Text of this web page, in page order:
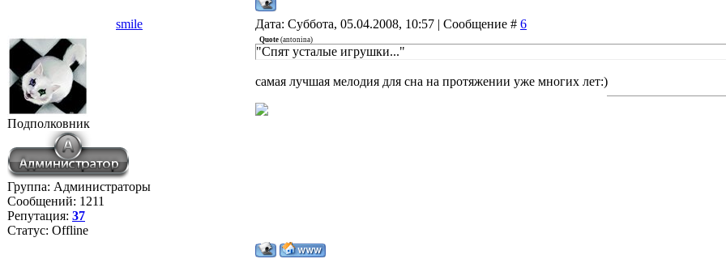
smile Дата: Суббота, 05.04.2008, 10:57 | Сообщение # 6
Подполковник
Группа: Администраторы
Сообщений: 1211
Репутация: 37
Статус: Offline
Quote (antonina)
"Спят усталые игрушки..."
самая лучшая мелодия для сна на протяжении уже многих лет:)